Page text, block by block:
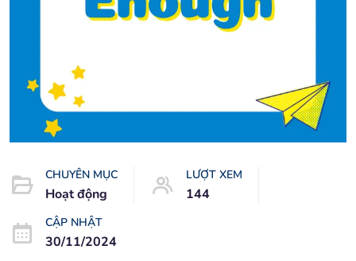
CHUYÊN MỤC
Hoạt động
LƯỢT XEM
144
CẬP NHẬT
30/11/2024